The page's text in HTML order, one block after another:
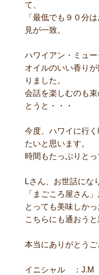
て、
「最低でも９０分
見が一致。
ハワイアン・ミュー
オイルのいい香り
りました。
会話を楽しむのも
とうと・・・
今度、ハワイに行
たいと思います。
時間もたっぷりとっ
Lさん、お世話にな
「まごころ屋さん
とっても美味しかっ
こちらにも通おうと
本当にありがとうご
イニシャル ：J.M